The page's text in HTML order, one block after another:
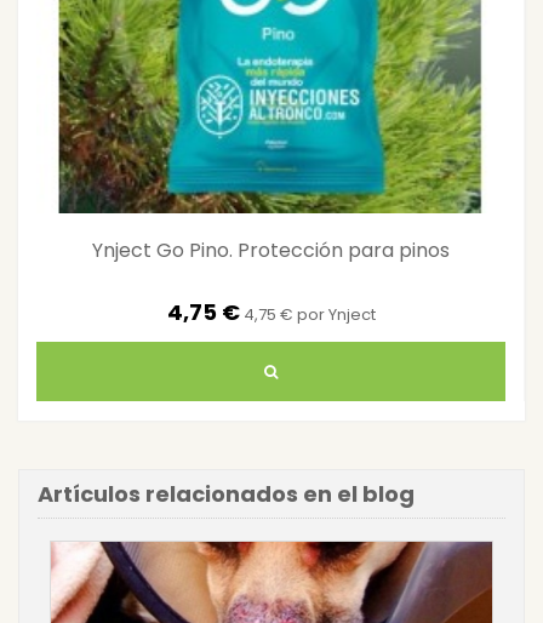
Ynject Go Pino. Protección para pinos
4,75 € 4,75 € por Ynject
Artículos relacionados en el blog